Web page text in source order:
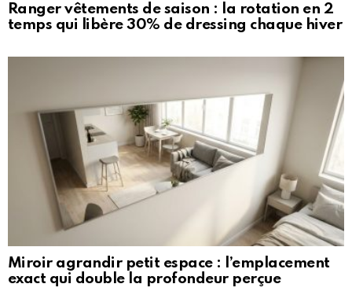
Ranger vêtements de saison : la rotation en 2
temps qui libère 30% de dressing chaque hiver
Miroir agrandir petit espace : l’emplacement
exact qui double la profondeur perçue